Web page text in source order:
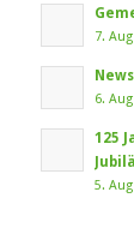
7.
6.
125
5.